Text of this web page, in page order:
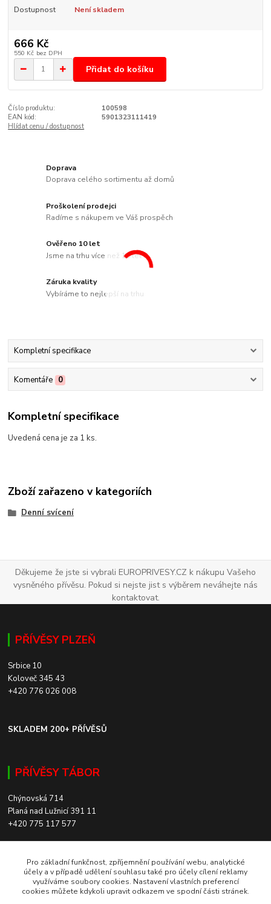
Dostupnost Není skladem
666 Kč
550 Kč bez DPH
Přidat do košíku
Číslo produktu:
100598
EAN kód:
5901323111419
Hlídat cenu / dostupnost
Doprava
Doprava celého sortimentu až domů
Proškolení prodejci
Radíme s nákupem ve Váš prospěch
Ověřeno 10 let
Jsme na trhu více než 10 let
Záruka kvality
Vybíráme to nejlepší na trhu
Kompletní specifikace
Komentáře 0
Kompletní specifikace
Uvedená cena je za 1 ks.
Zboží zařazeno v kategoriích
Denní svícení
Děkujeme že jste si vybrali EUROPRIVESY.CZ k nákupu Vašeho
vysněného přívěsu. Pokud si nejste jist s výběrem neváhejte nás
kontaktovat.
PŘÍVĚSY PLZEŇ
Srbice 10
Koloveč 345 43
+420 776 026 008
SKLADEM 200+ PŘÍVĚSŮ
PŘÍVĚSY TÁBOR
Chýnovská 714
Planá nad Lužnicí 391 11
+420 775 117 577
ROZVOZ PO CELÉ ČR
Pro základní funkčnost, zpříjemnění používání webu, analytické
účely a v případě udělení souhlasu také pro účely cílení reklamy
využíváme soubory cookies. Nastavení vlastních preferencí
cookies můžete kdykoli upravit odkazem ve spodní části stránek.